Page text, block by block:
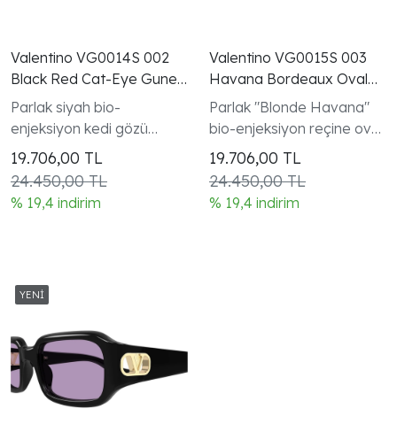
Valentino VG0014S 002
Black Red Cat-Eye Gunes
Gozlugu
Parlak siyah bio-
enjeksiyon kedi gözü
çerçeve ve altın VLogo
Signature sap detayı
19.706,00 TL
24.450,00 TL
% 19,4 indirim
Valentino VG0015S 003
Havana Bordeaux Oval
Gunes Gozlugu
Parlak "Blonde Havana"
bio-enjeksiyon reçine oval
çerçeve ve altın VLogo
Signature detay
19.706,00 TL
24.450,00 TL
% 19,4 indirim